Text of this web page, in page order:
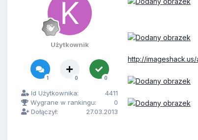
Użytkownik
1 0 0
Id Użytkownika:
4411
Wygrane w rankingu:
0
Dołączył:
27.03.2013
http://